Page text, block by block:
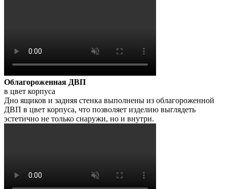
Облагороженная ДВП
в цвет корпуса
Дно ящиков и задняя стенка выполнены из облагороженной
ДВП в цвет корпуса, что позволяет изделию выглядеть
эстетично не только снаружи, но и внутри.